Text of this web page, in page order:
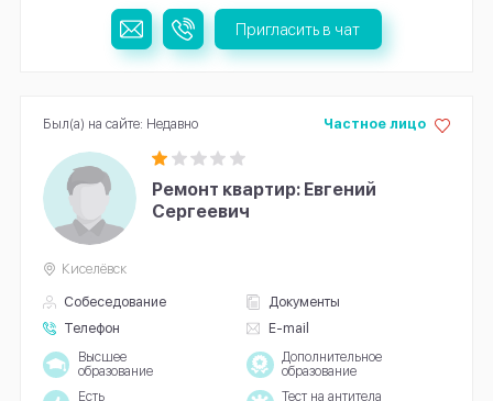
Пригласить в чат
Ремонт квартир: Евгений
Сергеевич
Собеседование
Документы
Телефон
E-mail
Частное лицо
Киселёвск
Высшее
образование
Дополнительное
образование
Есть
Тест на антитела
Был(а) на сайте: Недавно